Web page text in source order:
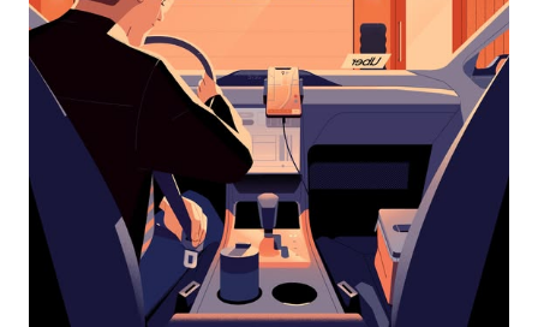
uma
data.
Pressione
a
tecla
“ESC”
o
calendário.